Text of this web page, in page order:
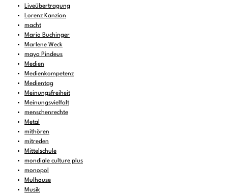
Liveübertragung
Lorenz Kanzian
macht
Mario Buchinger
Marlene Weck
maya Pindeus
Medien
Medienkompetenz
Medientag
Meinungsfreiheit
Meinungsvielfalt
menschenrechte
Metal
mithören
mitreden
Mittelschule
mondiale culture plus
monopol
Mulhouse
Musik